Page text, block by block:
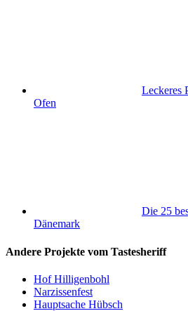
Leckeres
Ofen
Die 25
Dänemark
Andere Projekte vom Tastesheriff
Hof Hilligenbohl
Narzissenfest
Hauptsache Hübsch